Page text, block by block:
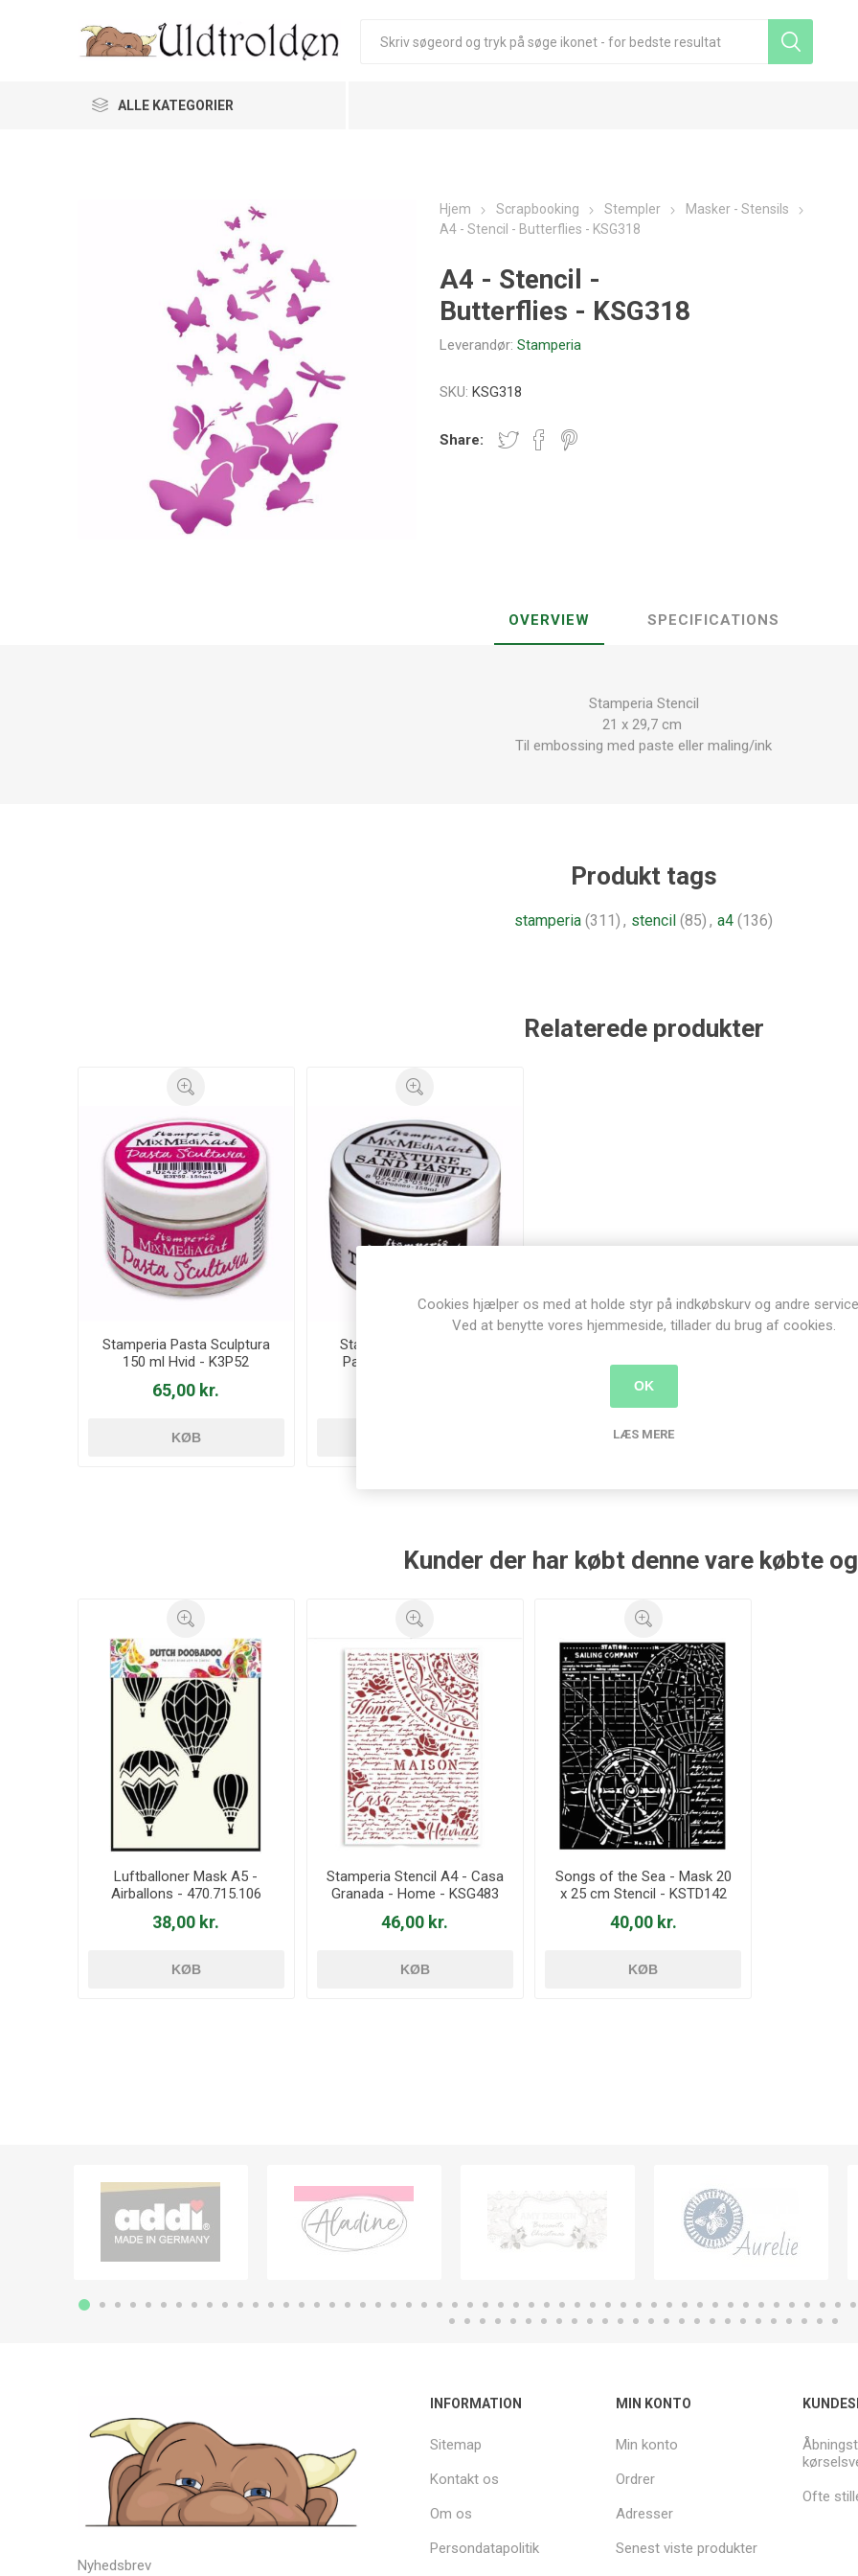
ALLE KATEGORIER
Hjem Scrapbooking Stempler
Masker - Stensils
A4 - Stencil - Butterflies - KSG318
A4 - Stencil -
Butterflies - KSG318
Leverandør: Stamperia
SKU: KSG318
Share:
OVERVIEW SPECIFICATIONS
Stamperia Stencil
21 x 29,7 cm
Til embossing med paste eller maling/ink
Produkt tags
stamperia (311) , stencil (85) , a4 (136)
Relaterede produkter
Stamperia Pasta Sculptura
150 ml Hvid - K3P52
65,00 kr.
KØB
Stamperia Texture Sand
Paste 150ml Sne hvid -
Kunder der har købt denne vare købte
Luftballoner Mask A5 -
Airballons - 470.715.106
38,00 kr.
KØB
Stamperia Stencil A4 - Casa
Granada - Home - KSG483
46,00 kr.
KØB
Songs of the Sea - Mask 20
x 25 cm Stencil - KSTD142
40,00 kr.
KØB
Nyhedsbrev
INFORMATION
Sitemap
Kontakt os
Om os
Persondatapolitik
MIN KONTO
Min konto
Ordrer
Adresser
Senest viste produkter
Ofte
Cookies hjælper os med at holde styr på indkøbskurv og andre
Ved at benytte vores hjemmeside, tillader du brug af cookies.
OK
LÆS MERE